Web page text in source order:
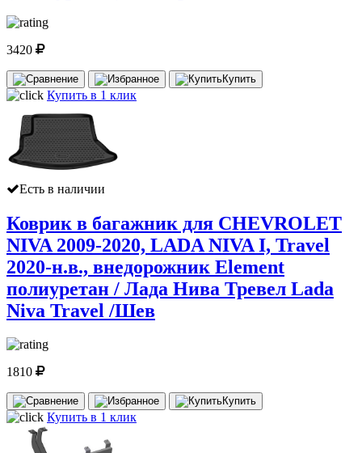
3420
Купить
Купить в 1 клик
Есть в наличии
Коврик в багажник для CHEVROLET
NIVA 2009-2020, LADA NIVA I, Travel
2020-н.в., внедорожник Element
полиуретан / Лада Нива Тревел Lada
Niva Travel /Шев
1810
Купить
Купить в 1 клик